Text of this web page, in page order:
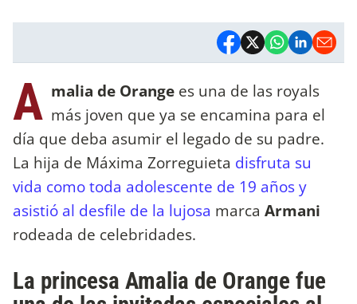
A malia de Orange es una de las royals
más joven que ya se encamina para el
día que deba asumir el legado de su padre.
La hija de Máxima Zorreguieta disfruta su
vida como toda adolescente de 19 años y
asistió al desfile de la lujosa marca Armani
rodeada de celebridades.
La princesa Amalia de Orange fue